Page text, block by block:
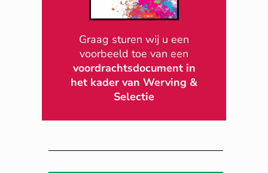
Graag sturen wij u een
voorbeeld toe van een
voordrachtsdocument in
het kader van Werving &
Selectie